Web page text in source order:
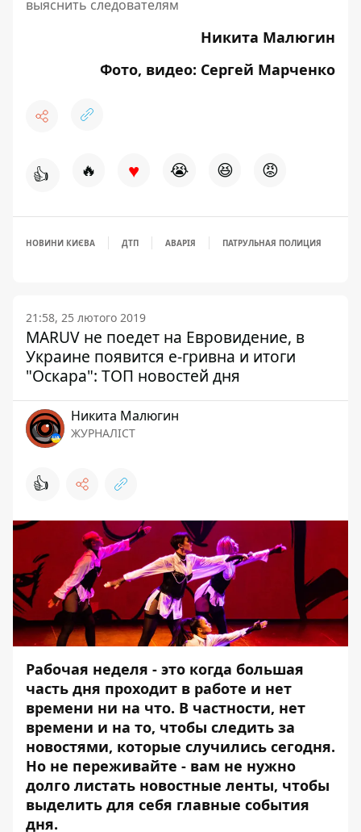
выяснить следователям
Никита Малюгин
Фото, видео: Сергей Марченко
👍 🔥 ♥ 😭 😆 😡
НОВИНИ КИЄВА ДТП АВАРІЯ ПАТРУЛЬНАЯ ПОЛИЦИЯ
21:58, 25 лютого 2019
MARUV не поедет на Евровидение, в
Украине появится е-гривна и итоги
"Оскара": ТОП новостей дня
Никита Малюгин
ЖУРНАЛІСТ
👍
Рабочая неделя - это когда большая
часть дня проходит в работе и нет
времени ни на что. В частности, нет
времени и на то, чтобы следить за
новостями, которые случились сегодня.
Но не переживайте - вам не нужно
долго листать новостные ленты, чтобы
выделить для себя главные события
дня.